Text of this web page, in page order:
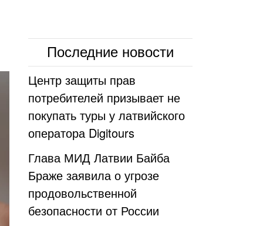
Последние новости
Центр защиты прав
потребителей призывает не
покупать туры у латвийского
оператора Digitours
Глава МИД Латвии Байба
Браже заявила о угрозе
продовольственной
безопасности от России